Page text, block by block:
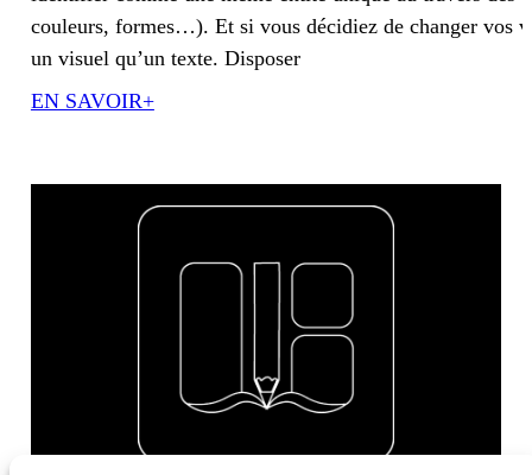
couleurs, formes…). Et si vous décidiez de changer vos
un visuel qu’un texte. Disposer
EN SAVOIR+